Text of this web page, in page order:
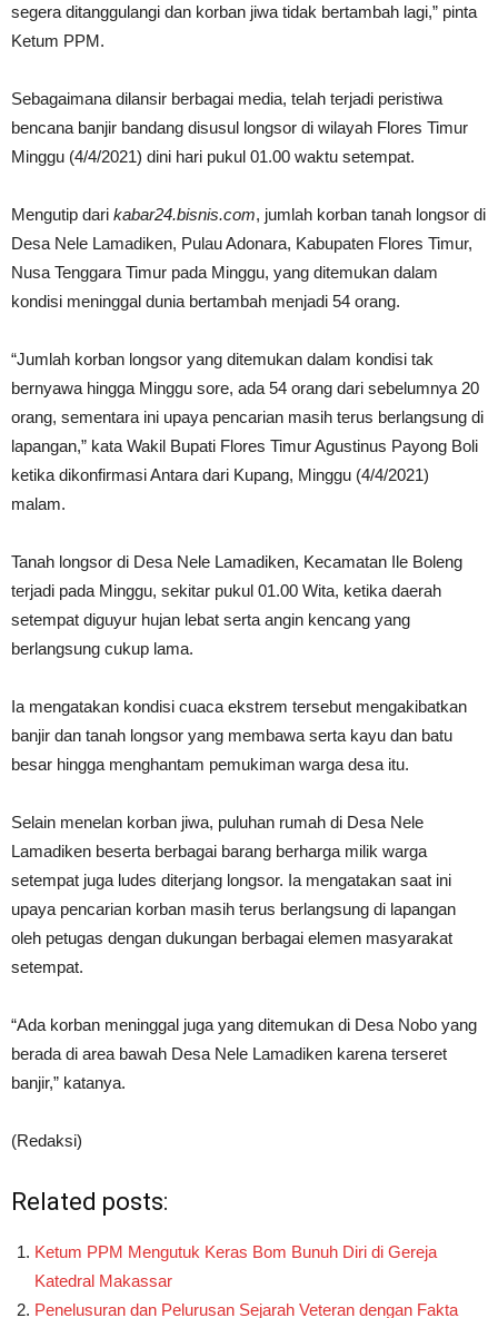
segera ditanggulangi dan korban jiwa tidak bertambah lagi,” pinta
Ketum PPM.
Sebagaimana dilansir berbagai media, telah terjadi peristiwa
bencana banjir bandang disusul longsor di wilayah Flores Timur
Minggu (4/4/2021) dini hari pukul 01.00 waktu setempat.
Mengutip dari kabar24.bisnis.com, jumlah korban tanah longsor di
Desa Nele Lamadiken, Pulau Adonara, Kabupaten Flores Timur,
Nusa Tenggara Timur pada Minggu, yang ditemukan dalam
kondisi meninggal dunia bertambah menjadi 54 orang.
“Jumlah korban longsor yang ditemukan dalam kondisi tak
bernyawa hingga Minggu sore, ada 54 orang dari sebelumnya 20
orang, sementara ini upaya pencarian masih terus berlangsung di
lapangan,” kata Wakil Bupati Flores Timur Agustinus Payong Boli
ketika dikonfirmasi Antara dari Kupang, Minggu (4/4/2021)
malam.
Tanah longsor di Desa Nele Lamadiken, Kecamatan Ile Boleng
terjadi pada Minggu, sekitar pukul 01.00 Wita, ketika daerah
setempat diguyur hujan lebat serta angin kencang yang
berlangsung cukup lama.
Ia mengatakan kondisi cuaca ekstrem tersebut mengakibatkan
banjir dan tanah longsor yang membawa serta kayu dan batu
besar hingga menghantam pemukiman warga desa itu.
Selain menelan korban jiwa, puluhan rumah di Desa Nele
Lamadiken beserta berbagai barang berharga milik warga
setempat juga ludes diterjang longsor. Ia mengatakan saat ini
upaya pencarian korban masih terus berlangsung di lapangan
oleh petugas dengan dukungan berbagai elemen masyarakat
setempat.
“Ada korban meninggal juga yang ditemukan di Desa Nobo yang
berada di area bawah Desa Nele Lamadiken karena terseret
banjir,” katanya.
(Redaksi)
Related posts:
Ketum PPM Mengutuk Keras Bom Bunuh Diri di Gereja
Katedral Makassar
Penelusuran dan Pelurusan Sejarah Veteran dengan Fakta